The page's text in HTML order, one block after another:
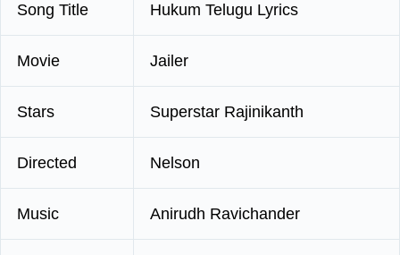
Song Title Hukum Telugu Lyrics
Movie Jailer
Stars Superstar Rajinikanth
Directed Nelson
Music Anirudh Ravichander